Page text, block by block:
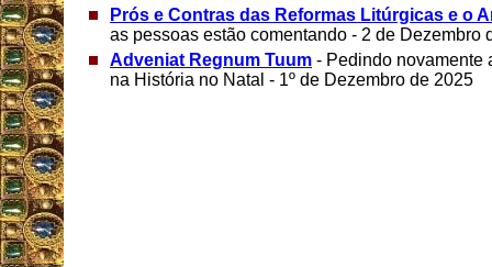
Prós e Contras das Reformas Litúrgicas e o
as pessoas estão comentando - 2 de Dezembro
Adveniat Regnum Tuum - Pedindo novamente
na História no Natal - 1º de Dezembro de 2025